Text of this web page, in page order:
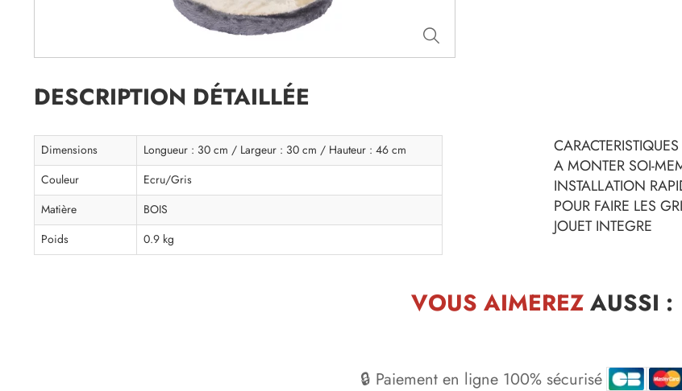
DESCRIPTION DÉTAILLÉE
Dimensions
Longueur : 30 cm / Largeur : 30 cm / Hauteur : 46 cm
Couleur
Ecru/Gris
Matière
BOIS
Poids
0.9 kg
A MONTER SOI-
INSTALLATION
POUR FAIRE LES
JOUET INTEGRE
VOUS AIMEREZAUSSI :
🔒 Paiement en ligne 100% sécurisé